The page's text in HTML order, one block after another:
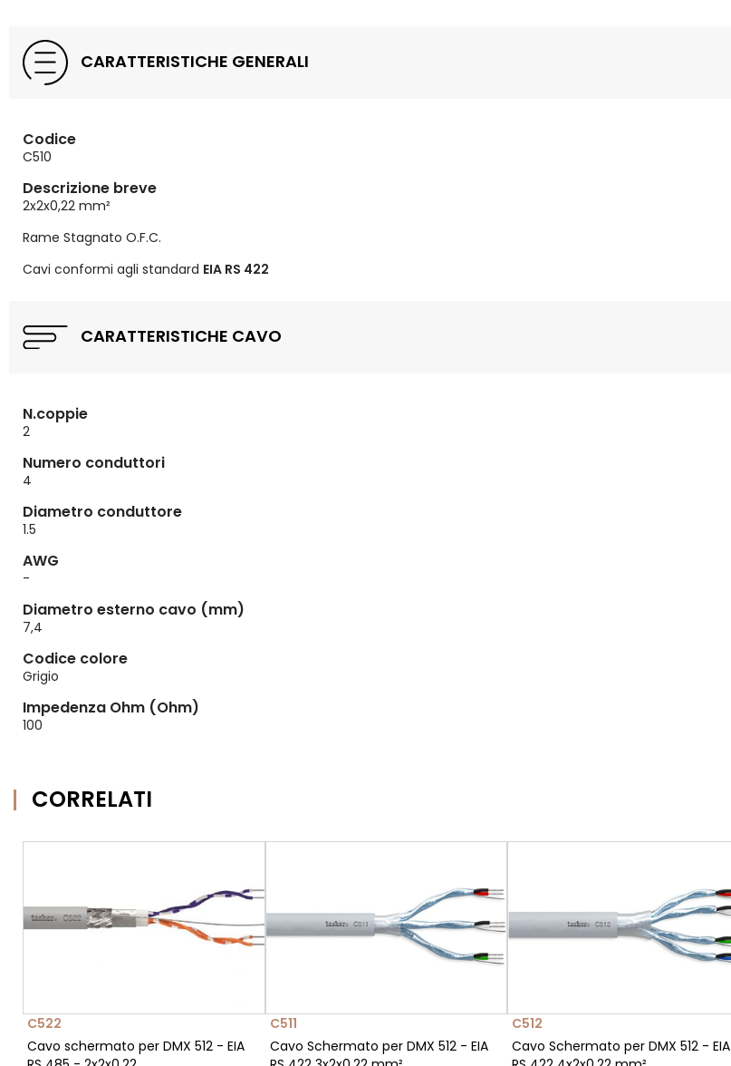
CARATTERISTICHE GENERALI
Codice
C510
Descrizione breve
2x2x0,22 mm²
Rame Stagnato O.F.C.
Cavi conformi agli standard EIA RS 422
CARATTERISTICHE CAVO
N.coppie
2
Numero conduttori
4
Diametro conduttore
1.5
AWG
-
Diametro esterno cavo (mm)
7,4
Codice colore
Grigio
Impedenza Ohm (Ohm)
100
CORRELATI
C522
Cavo schermato per DMX 512 - EIA
C511
Cavo Schermato per DMX 512 - EIA
C512
Cavo Schermato per DMX 512 - EIA